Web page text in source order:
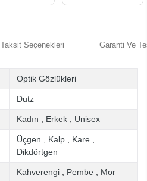
Taksit Seçenekleri Garanti Ve
Optik Gözlükleri
Dutz
Kadın Erkek Unisex
Üçgen Kalp Kare
Dikdörtgen
Kahverengi Pembe Mor